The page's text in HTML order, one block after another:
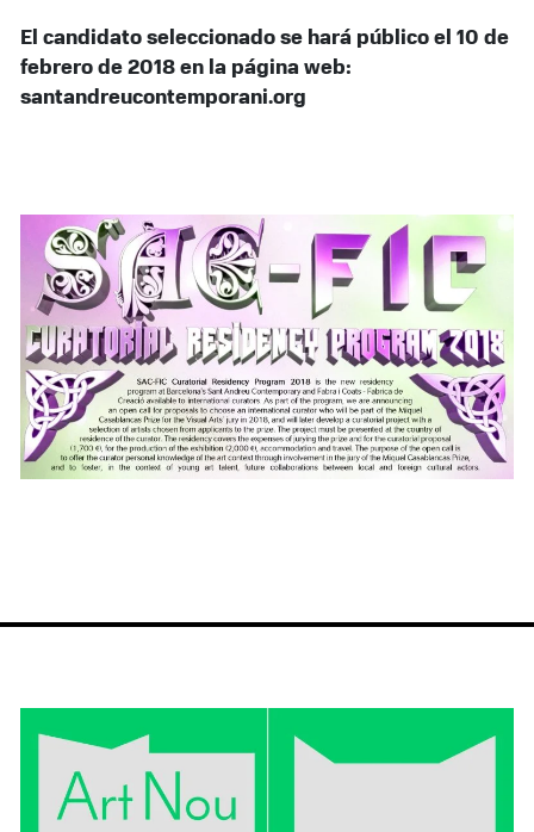
El candidato seleccionado se hará público el 10 de
febrero de 2018 en la página web:
santandreucontemporani.org